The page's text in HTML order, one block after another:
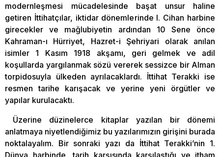
modernleşmesi mücadelesinde başat unsur haline
getiren İttihatçılar, iktidar dönemlerinde I. Cihan harbine
girecekler ve mağlubiyetin ardından 10 Sene önce
Kahraman-ı Hürriyet, Hazret-i Şehriyari olarak anılan
isimler 1 Kasım 1918 akşamı, geri gelmek ve adil
koşullarda yargılanmak sözü vererek sessizce bir Alman
torpidosuyla ülkeden ayrılacaklardı. İttihat Terakki ise
resmen tarihe karışacak ve yerine yeni örgütler ve
yapılar kurulacaktı.
Üzerine düzinelerce kitaplar yazılan bir dönemi
anlatmaya niyetlendiğimiz bu yazılarımızın girişini burada
noktalayalım. Bir sonraki yazı da İttihat Terakki’nin 1.
Dünya harbinde, tarih karşısında karşılaştığı ve itham